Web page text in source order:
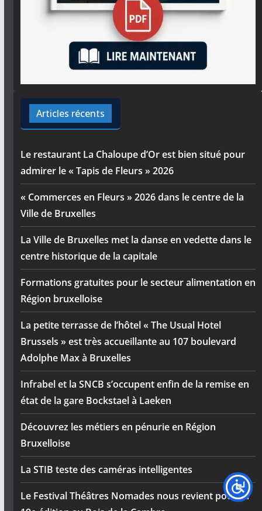
Articles récents
Le restaurant La Chaloupe d’Or est bien situé pour
admirer le « Tapis de Fleurs » 2026
« Commerces en Fleurs » 2026 dans le centre de la
Ville de Bruxelles
La Ville de Bruxelles met la danse en vedette dans le
centre historique de la capitale
Formations gratuites pour le secteur alimentation en
Région bruxelloise
La petite terrasse de l’hôtel « The Usual Hotel
Brussels » est très accueillante au 107 boulevard
Adolphe Max à Bruxelles
Infrabel et la SNCB s’occupent enfin de la remise en
état de la gare Bockstael à Laeken
Découvrez les métiers en pénurie en Région
Bruxelloise
La STIB teste des caméras intelligentes
Le Festival Théâtres Nomades nous revient pour sa